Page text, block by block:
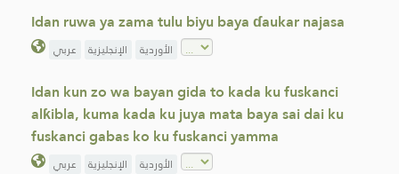
Idan ruwa ya zama tulu biyu baya ɗaukar najasa
عربي الإنجليزية الأوردية
Idan kun zo wa bayan gida to kada ku fuskanci
alƙibla, kuma kada ku juya mata baya sai dai ku
fuskanci gabas ko ku fuskanci yamma
عربي الإنجليزية الأوردية